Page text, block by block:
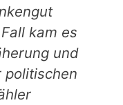
kam es
und
politischen